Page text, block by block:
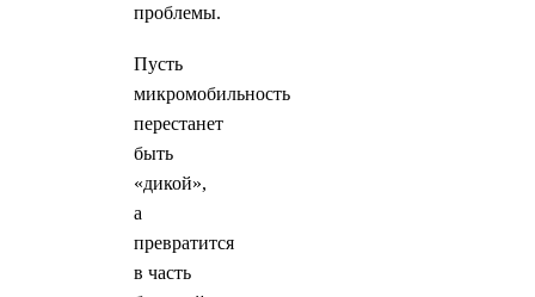
проблемы.
Пусть
микромобильность
перестанет
быть
«дикой»,
а
превратится
в часть